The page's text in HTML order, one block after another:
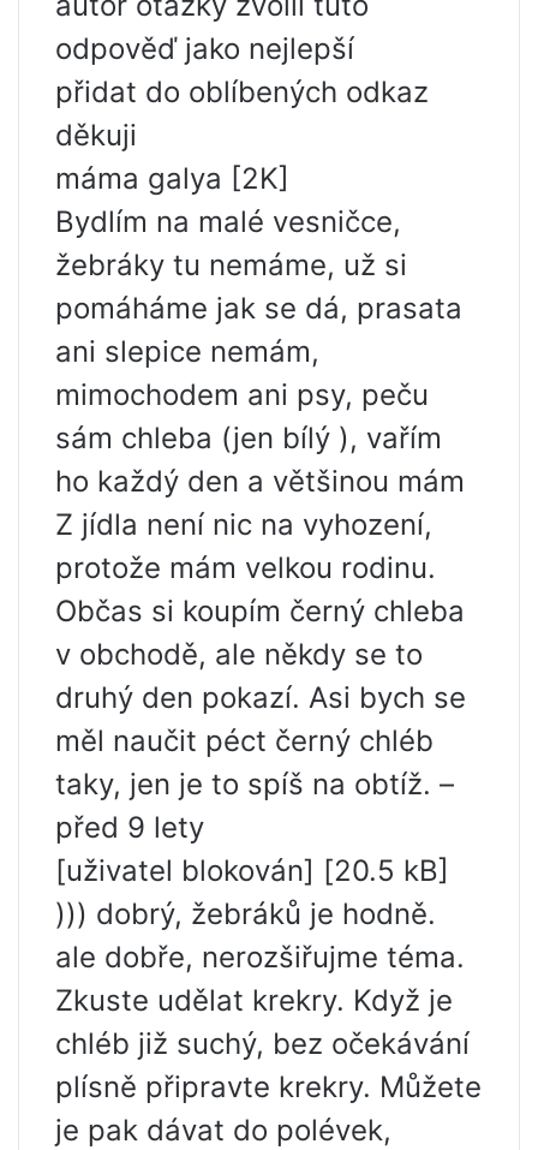
odpověď jako nejlepší
přidat do oblíbených odkaz
děkuji
máma galya [2K]
Bydlím na malé vesničce,
žebráky tu nemáme, už si
pomáháme jak se dá, prasata
ani slepice nemám,
mimochodem ani psy, peču
sám chleba (jen bílý ), vařím
ho každý den a většinou mám
Z jídla není nic na vyhození,
protože mám velkou rodinu.
Občas si koupím černý chleba
v obchodě, ale někdy se to
druhý den pokazí. Asi bych se
měl naučit péct černý chléb
taky, jen je to spíš na obtíž. –
před 9 lety
[uživatel blokován] [20.5 kB]
))) dobrý, žebráků je hodně.
ale dobře, nerozšiřujme téma.
Zkuste udělat krekry. Když je
chléb již suchý, bez očekávání
plísně připravte krekry. Můžete
je pak dávat do polévek,